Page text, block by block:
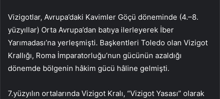
Vizigotlar, Avrupa’daki Kavimler Göçü döneminde (4.–8.
yüzyıllar) Orta Avrupa’dan batıya ilerleyerek İber
Yarımadası’na yerleşmişti. Başkentleri Toledo olan Vizigot
Krallığı, Roma İmparatorluğu’nun gücünün azaldığı
dönemde bölgenin hâkim gücü hâline gelmişti.
7.yüzyılın ortalarında Vizigot Kralı, “Vizigot Yasası” olarak